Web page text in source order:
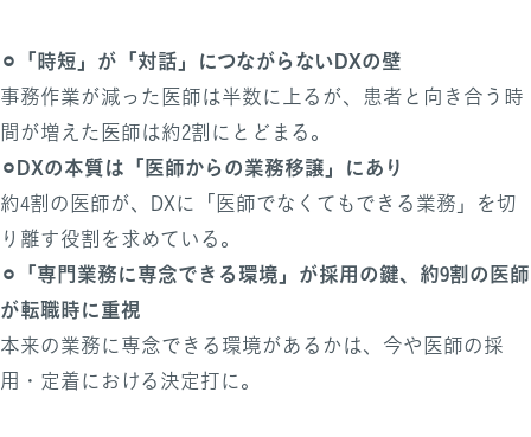
⚪︎「時短」が「対話」につながらないDXの壁
事務作業が減った医師は半数に上るが、患者と向き合う時
間が増えた医師は約2割にとどまる。
⚪︎DXの本質は「医師からの業務移譲」にあり
約4割の医師が、DXに「医師でなくてもできる業務」を切
り離す役割を求めている。
⚪︎ 「専門業務に専念できる環境」が採用の鍵、約9割の医師
が転職時に重視
本来の業務に専念できる環境があるかは、今や医師の採
用・定着における決定打に。